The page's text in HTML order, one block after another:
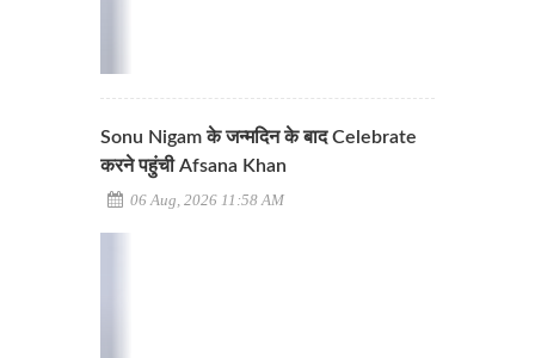
Sonu Nigam के जन्मदिन के बाद Celebrate
करने पहुंची Afsana Khan
06 Aug, 2026 11:58 AM